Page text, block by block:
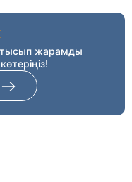
жарамды